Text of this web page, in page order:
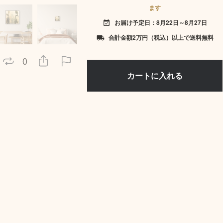
0
ます
event_available お届け予定日：8月22日～8月27日
local_shipping 合計金額2万円（税込）以上で送料無料